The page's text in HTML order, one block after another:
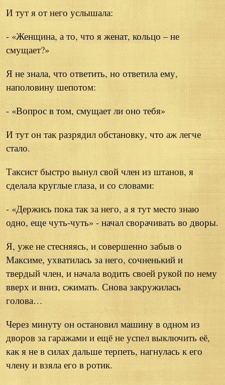
И тут я от него услышала:
- «Женщина, а то, что я женат, кольцо – не
смущает?»
Я не знала, что ответить, но ответила ему,
наполовину шепотом:
- «Вопрос в том, смущает ли оно тебя»
И тут он так разрядил обстановку, что аж легче
стало.
Таксист быстро вынул свой член из штанов, я
сделала круглые глаза, и со словами:
- «Держись пока так за него, а я тут место знаю
одно, еще чуть-чуть» - начал сворачивать во дворы.
Я, уже не стесняясь, и совершенно забыв о
Максиме, ухватилась за него, сочненький и
твердый член, и начала водить своей рукой по нему
вверх и вниз, сжимать. Снова закружилась
голова…
Через минуту он остановил машину в одном из
дворов за гаражами и ещё не успел выключить её,
как я не в силах дальше терпеть, нагнулась к его
члену и взяла его в ротик.